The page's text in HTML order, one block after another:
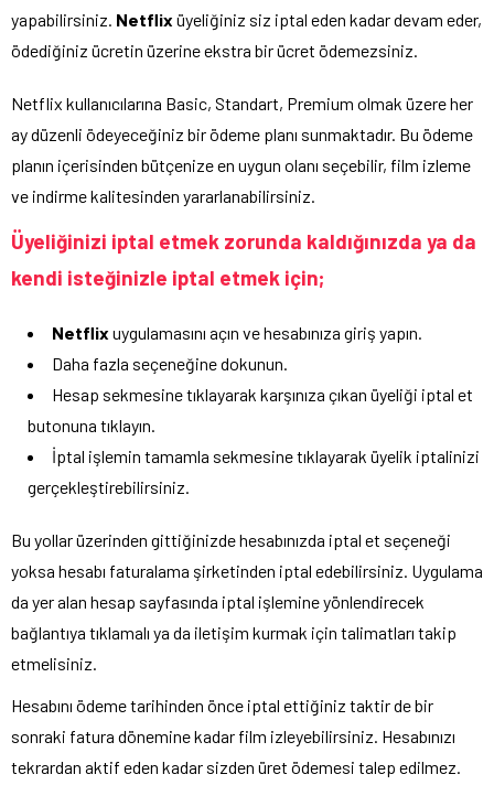
yapabilirsiniz. Netflix üyeliğiniz siz iptal eden kadar devam eder,
ödediğiniz ücretin üzerine ekstra bir ücret ödemezsiniz.
Netflix kullanıcılarına Basic, Standart, Premium olmak üzere her
ay düzenli ödeyeceğiniz bir ödeme planı sunmaktadır. Bu ödeme
planın içerisinden bütçenize en uygun olanı seçebilir, film izleme
ve indirme kalitesinden yararlanabilirsiniz.
Üyeliğinizi iptal etmek zorunda kaldığınızda ya da
kendi isteğinizle iptal etmek için;
Netflix uygulamasını açın ve hesabınıza giriş yapın.
Daha fazla seçeneğine dokunun.
Hesap sekmesine tıklayarak karşınıza çıkan üyeliği iptal et
butonuna tıklayın.
İptal işlemin tamamla sekmesine tıklayarak üyelik iptalinizi
gerçekleştirebilirsiniz.
Bu yollar üzerinden gittiğinizde hesabınızda iptal et seçeneği
yoksa hesabı faturalama şirketinden iptal edebilirsiniz. Uygulama
da yer alan hesap sayfasında iptal işlemine yönlendirecek
bağlantıya tıklamalı ya da iletişim kurmak için talimatları takip
etmelisiniz.
Hesabını ödeme tarihinden önce iptal ettiğiniz taktir de bir
sonraki fatura dönemine kadar film izleyebilirsiniz. Hesabınızı
tekrardan aktif eden kadar sizden üret ödemesi talep edilmez.